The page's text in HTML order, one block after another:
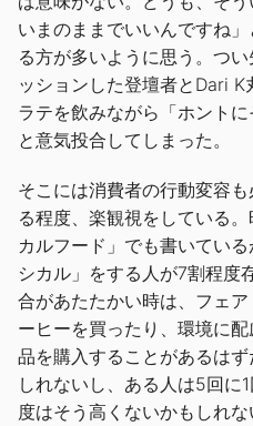
いまのままでいいんですね
る方が多いように思う。つ
ッションした登壇者とDari
ラテを飲みながら「ホント
と意気投合してしまった。
そこには消費者の行動変容
る程度、楽観視をしている
カルフード」でも書いてい
シカル」をする人が7割程度
合があたたかい時は、フェ
ーヒーを買ったり、環境に
品を購入することがあるは
しれないし、ある人は5回に
度はそう高くないかもしれ